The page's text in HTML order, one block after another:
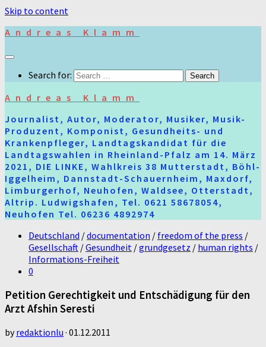
Skip to content
Andreas Klamm
Search for:
Andreas Klamm
Journalist, Autor, Moderator, Musiker, Musik-
Produzent, Komponist, Gesundheits- und
Krankenpfleger, Landtagskandidat für die
Landtagswahlen in Rheinland-Pfalz am 14. März
2021, DIE LINKE, Wahlkreis 38 Mutterstadt, Böhl-
Iggelheim, Dannstadt-Schauernheim, Maxdorf,
Limburgerhof, Neuhofen, Waldsee, Otterstadt,
Altrip. Ludwigshafen, Tel. 0621 58678054,
Neuhofen Tel. 06236 4892974
Deutschland /documentation / freedom of the press /
Gesellschaft /Gesundheit /grundgesetz / human rights /
Informations-Freiheit
0
Petition Gerechtigkeit und Entschädigung für den
Arzt Afshin Seresti
byredaktionlu · 01.12.2011